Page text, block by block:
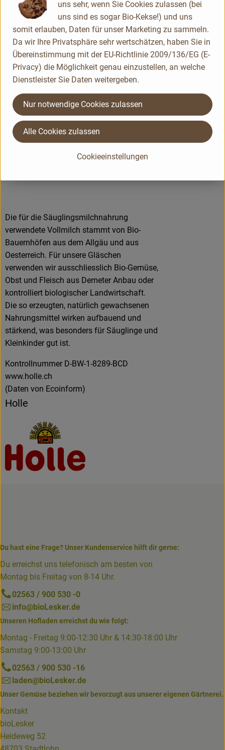
Flaschen- und Breimahlzeiten verarbeitete
Getreide stammt überwiegend von
deutschen Bio-Bauernhöfen aus
biologisch-dynamischer Landwirtschaft
(Demeter) und reift auf fruchtbaren Böden,
die mit pflanzlichen Präparaten gepflegt
werden.
Für das Wohl Ihres Kindes verwenden wir
nur sorgfältig ausgewähltes Demeter-
Getreide von Bio-Bauern mit denen über
Die für die Säuglingsmilchnahrung
verwendete Vollmilch stammt von Bio-
Bauernhöfen aus dem Allgäu und aus
Oesterreich. Für unsere Gläschen
verwenden wir ausschliesslich Bio-Gemüse,
Obst und Fleisch aus Demeter Anbau oder
kontrolliert biologischer Landwirtschaft.
Die so erzeugten, natürlich gewachsenen
Nahrungsmittel wirken aufbauend und
stärkend, was besonders für Säuglinge und
Kleinkinder gut ist.
Kontrollnummer D-BW-1-8289-BCD
www.holle.ch
(Daten von Ecoinform)
Holle
Du hast eine Frage? Unser Kundenservice hilft dir gerne:
Du erreichst uns telefonisch am besten von
Montag bis Freitag von 8-14 Uhr.
02563 / 900 530 -0
info@bioLesker.de
Unseren Hofladen erreichst du wie folgt:
Montag - Freitag 9:00-12:30 Uhr & 14:30-18:00 Uhr
Samstag 9:00-13:00 Uhr
02563 / 900 530 -16
laden@bioLesker.de
Unser Gemüse beziehen wir bevorzugt aus unserer eigenen Gärtnerei.
Kontakt
bioLesker
Heideweg 52
uns sehr, wenn Sie Cookies zulassen (bei
uns sind es sogar Bio-Kekse!) und uns
somit erlauben, Daten für unser Marketing zu sammeln.
Da wir Ihre Privatsphäre sehr wertschätzen, haben Sie in
Übereinstimmung mit der EU-Richtlinie 2009/136/EG (E-
Privacy) die Möglichkeit genau einzustellen, an welche
Dienstleister Sie Daten weitergeben.
Cookieeinstellungen
Nur notwendige Cookies zulassen
Alle Cookies zulassen